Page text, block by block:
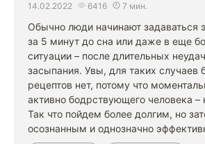
14.02.2022 6416 7 мин.
Обычно люди начинают задаваться
за 5 минут до сна или даже в еще
ситуации – после длительных
засыпания. Увы, для таких случаев
рецептов нет, потому что
активно бодрствующего человека
Так что пойдем более долгим, но
осознанным и однозначно